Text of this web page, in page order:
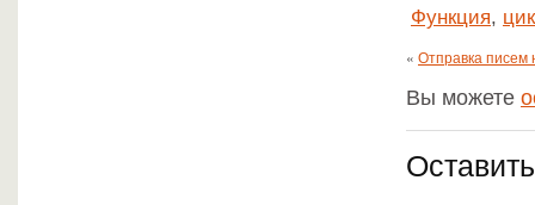
Функция,
« Отправка писем
Вы можете